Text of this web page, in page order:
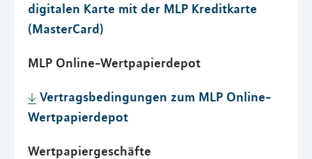
digitalen Karte mit der MLP Kreditkarte
(MasterCard)
MLP Online-Wertpapierdepot
Vertragsbedingungen zum MLP Online-
Wertpapierdepot
Wertpapiergeschäfte